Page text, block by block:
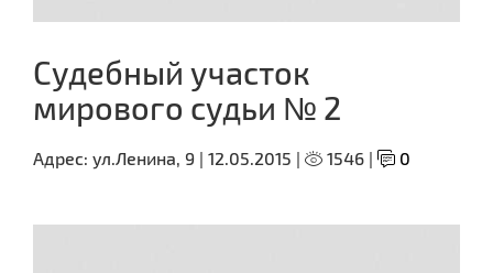
Судебный участок
мирового судьи № 2
Адрес: ул.Ленина, 9 | 12.05.2015 | 1546 | 0